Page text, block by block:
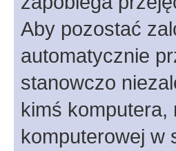
Aby pozostać
automatycznie
stanowczo
kimś komputera,
komputerowej w